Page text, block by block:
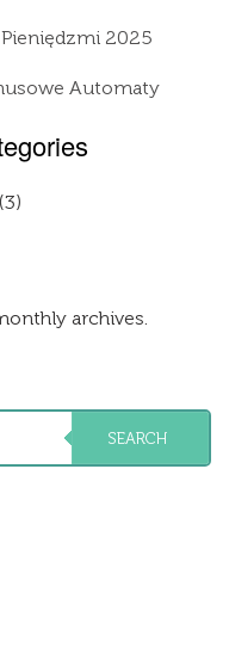
2025
Automaty
(3)
archives.